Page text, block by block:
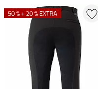
50 % + 20 % EXTRA